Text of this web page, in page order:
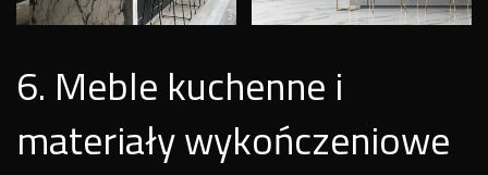
6. Meble kuchenne i
materiały wykończeniowe